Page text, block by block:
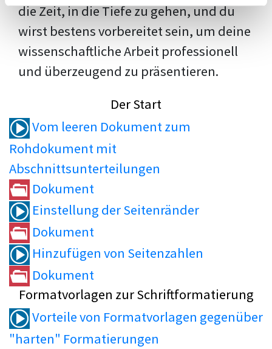
die Zeit, in die Tiefe zu gehen, und du
wirst bestens vorbereitet sein, um deine
wissenschaftliche Arbeit professionell
und überzeugend zu präsentieren.
Der Start
Vom leeren Dokument zum
Rohdokument mit
Abschnittsunterteilungen
Dokument
Einstellung der Seitenränder
Dokument
Hinzufügen von Seitenzahlen
Dokument
Formatvorlagen zur Schriftformatierung
Vorteile von Formatvorlagen gegenüber
"harten" Formatierungen